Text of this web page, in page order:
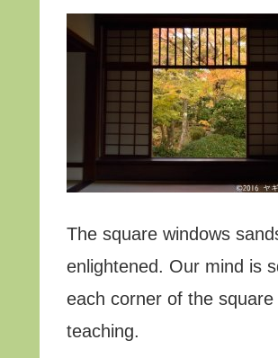
The square windows
enlightened. Our mind is
each corner of the
teaching.